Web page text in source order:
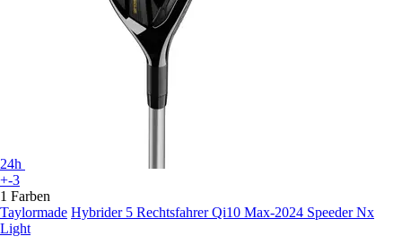
24h
+-3
1 Farben
Taylormade Hybrider 5 Rechtsfahrer Qi10 Max-2024 Speeder Nx
Light